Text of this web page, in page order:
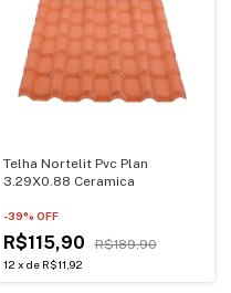
Telha Nortelit Pvc Plan
3.29X0.88 Ceramica
-39% OFF
R$115,90 R$189,90
12 x de R$11,92